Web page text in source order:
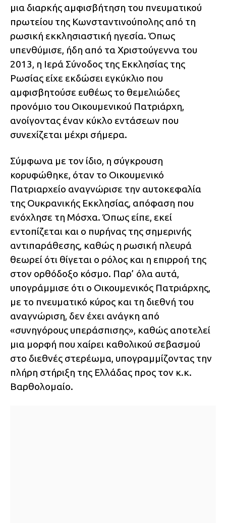
μια διαρκής αμφισβήτηση του πνευματικού
πρωτείου της Κωνσταντινούπολης από τη
ρωσική εκκλησιαστική ηγεσία. Όπως
υπενθύμισε, ήδη από τα Χριστούγεννα του
2013, η Ιερά Σύνοδος της Εκκλησίας της
Ρωσίας είχε εκδώσει εγκύκλιο που
αμφισβητούσε ευθέως το θεμελιώδες
προνόμιο του Οικουμενικού Πατριάρχη,
ανοίγοντας έναν κύκλο εντάσεων που
συνεχίζεται μέχρι σήμερα.
Σύμφωνα με τον ίδιο, η σύγκρουση
κορυφώθηκε, όταν το Οικουμενικό
Πατριαρχείο αναγνώρισε την αυτοκεφαλία
της Ουκρανικής Εκκλησίας, απόφαση που
ενόχλησε τη Μόσχα. Όπως είπε, εκεί
εντοπίζεται και ο πυρήνας της σημερινής
αντιπαράθεσης, καθώς η ρωσική πλευρά
θεωρεί ότι θίγεται ο ρόλος και η επιρροή της
στον ορθόδοξο κόσμο. Παρ’ όλα αυτά,
υπογράμμισε ότι ο Οικουμενικός Πατριάρχης,
με το πνευματικό κύρος και τη διεθνή του
αναγνώριση, δεν έχει ανάγκη από
«συνηγόρους υπεράσπισης», καθώς αποτελεί
μια μορφή που χαίρει καθολικού σεβασμού
στο διεθνές στερέωμα, υπογραμμίζοντας την
πλήρη στήριξη της Ελλάδας προς τον κ.κ.
Βαρθολομαίο.